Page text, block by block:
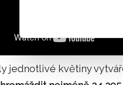
jednotlivé květiny